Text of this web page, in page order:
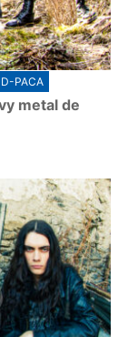
PACA
metal de